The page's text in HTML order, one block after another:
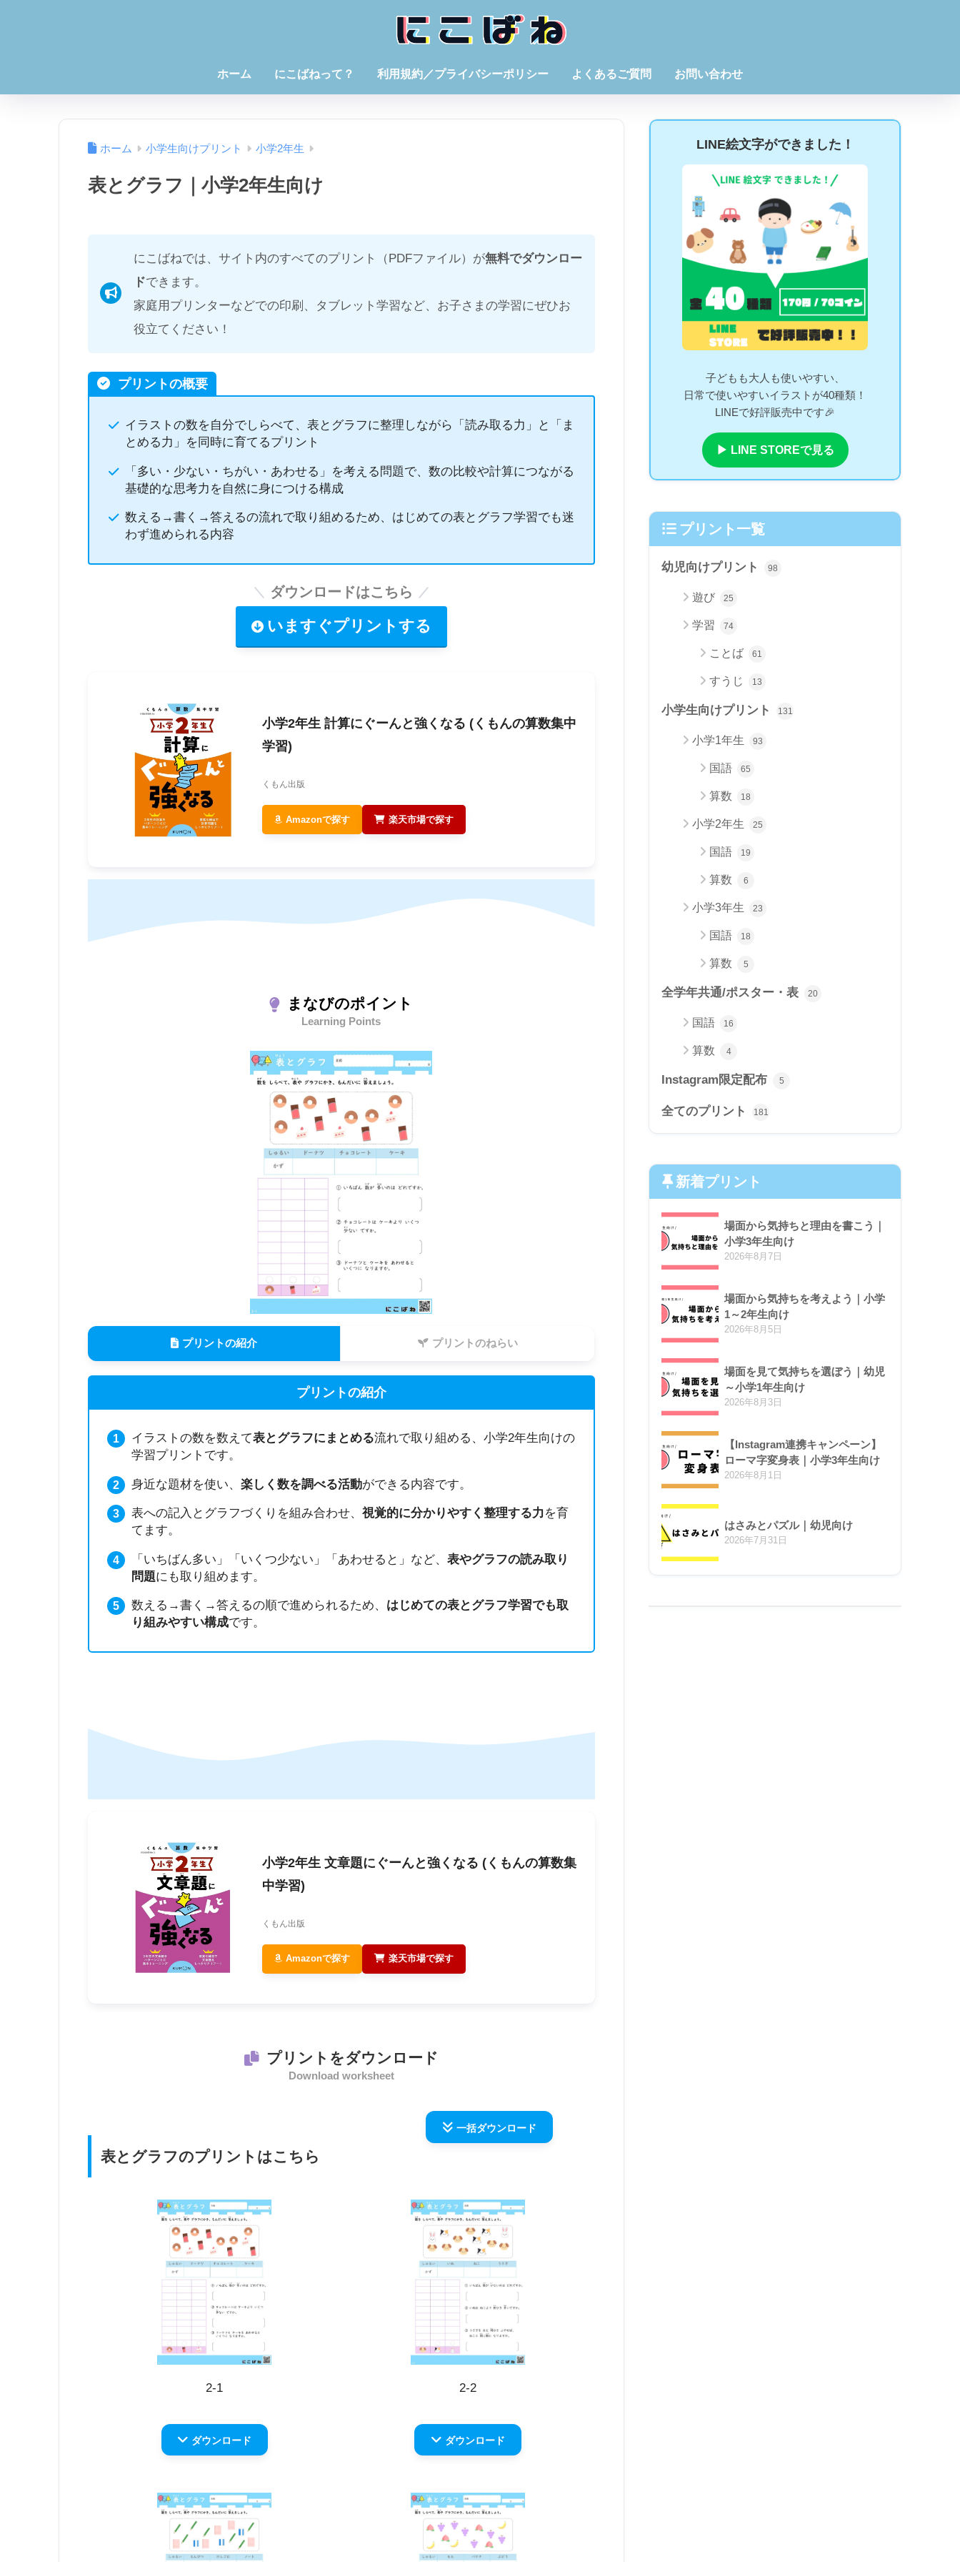
ホーム にこばねって？ 利用規約／プライバシーポリシー よくあるご質問 お問い合わせ
ホーム 小学生向けプリント 小学2年生
表とグラフ｜小学2年生向け
にこばねでは、サイト内のすべてのプリント（PDFファイル）が無料でダウンロー
ドできます。
家庭用プリンターなどでの印刷、タブレット学習など、お子さまの学習にぜひお
役立てください！
プリントの概要
イラストの数を自分でしらべて、表とグラフに整理しながら「読み取る力」と「ま
とめる力」を同時に育てるプリント
「多い・少ない・ちがい・あわせる」を考える問題で、数の比較や計算につながる
基礎的な思考力を自然に身につける構成
数える→書く→答えるの流れで取り組めるため、はじめての表とグラフ学習でも迷
わず進められる内容
ダウンロードはこちら
いますぐプリントする
小学2年生 計算にぐーんと強くなる (くもんの算数集中
学習)
くもん出版
Amazonで探す 楽天市場で探す
まなびのポイント
Learning Points
プリントの紹介 プリントのねらい
プリントの紹介
イラストの数を数えて表とグラフにまとめる流れで取り組める、小学2年生向けの
学習プリントです。
身近な題材を使い、 楽しく数を調べる活動ができる内容です。
表への記入とグラフづくりを組み合わせ、 視覚的に分かりやすく整理する力 を育
てます。
「いちばん多い」「いくつ少ない」「あわせると」など、 表やグラフの読み取り
問題にも取り組めます。
数える→書く→答えるの順で進められるため、 はじめての表とグラフ学習でも取
り組みやすい構成です。
小学2年生 文章題にぐーんと強くなる (くもんの算数集
中学習)
くもん出版
Amazonで探す 楽天市場で探す
プリントをダウンロード
Download worksheet
表とグラフのプリントはこちら
一括ダウンロード
2-1
ダウンロード
2-2
ダウンロード
LINE絵文字ができました！
子どもも大人も使いやすい、
日常で使いやすいイラストが40種類！
LINEで好評販売中です🎉
▶ LINE STOREで見る
プリント一覧
幼児向けプリント 98
遊び 25
学習 74
ことば 61
すうじ 13
小学生向けプリント 131
小学1年生 93
国語 65
算数 18
小学2年生 25
国語 19
算数 6
小学3年生 23
国語 18
算数 5
全学年共通/ポスター・表 20
国語 16
算数 4
Instagram限定配布 5
全てのプリント 181
新着プリント
場面から気持ちと理由を書こう｜
小学3年生向け
2026年8月7日
場面から気持ちを考えよう｜小学
1～2年生向け
2026年8月5日
場面を見て気持ちを選ぼう｜幼児
～小学1年生向け
2026年8月3日
【Instagram連携キャンペーン】
ローマ字変身表｜小学3年生向け
2026年8月1日
はさみとパズル｜幼児向け
2026年7月31日